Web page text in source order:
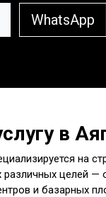
WhatsApp
в
на
целей —
и базарных